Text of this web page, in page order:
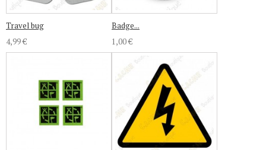
Travel bug
4,99 €
Badge...
1,00 €